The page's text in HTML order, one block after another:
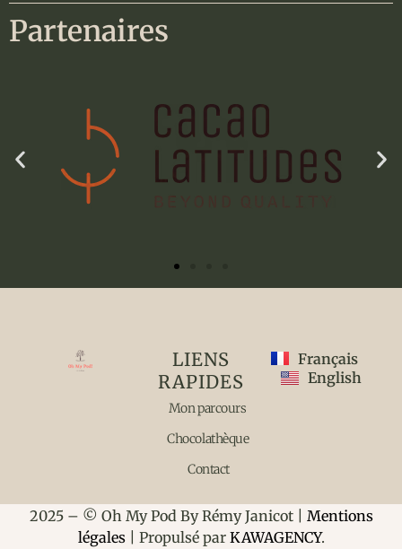
Partenaires
LIENS
RAPIDES
Mon parcours
Chocolathèque
Contact
Français
English
2025 – © Oh My Pod By Rémy Janicot | Mentions
légales| Propulsé par KAWAGENCY.